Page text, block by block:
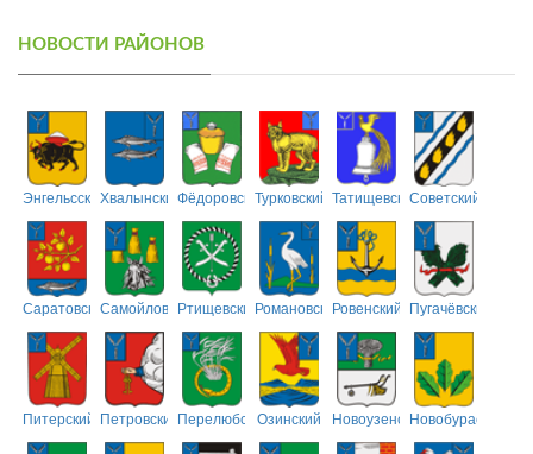
НОВОСТИ РАЙОНОВ
ЭнгельсскийХвалынскийФёдоровскийТурковский ТатищевскийСоветский
СаратовскийСамойловскийРтищевскийРомановскийРовенский Пугачёвский
Питерский ПетровскийПерелюбскийОзинский НовоузенскийНовобурасский